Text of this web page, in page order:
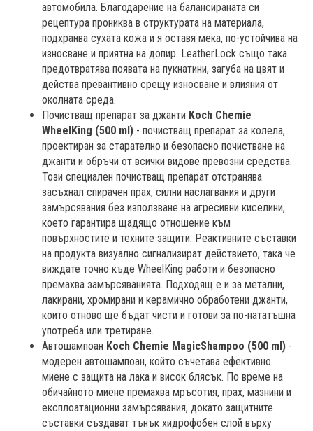
автомобила. Благодарение на балансираната си
рецептура прониква в структурата на материала,
подхранва сухата кожа и я оставя мека, по-устойчива на
износване и приятна на допир. LeatherLock също така
предотвратява появата на пукнатини, загуба на цвят и
действа превантивно срещу износване и влияния от
околната среда.
Почистващ препарат за джанти Koch Chemie
WheelKing (500 ml) - почистващ препарат за колела,
проектиран за старателно и безопасно почистване на
джанти и обръчи от всички видове превозни средства.
Този специален почистващ препарат отстранява
засъхнал спирачен прах, силни наслагвания и други
замърсявания без използване на агресивни киселини,
което гарантира щадящо отношение към
повърхностите и техните защити. Реактивните съставки
на продукта визуално сигнализират действието, така че
виждате точно къде WheelKing работи и безопасно
премахва замърсяванията. Подходящ е и за метални,
лакирани, хромирани и керамично обработени джанти,
които отново ще бъдат чисти и готови за по-нататъшна
употреба или третиране.
Автошампоан Koch Chemie MagicShampoo (500 ml) -
модерен автошампоан, който съчетава ефективно
миене с защита на лака и висок блясък. По време на
обичайното миене премахва мръсотия, прах, мазнини и
експлоатационни замърсявания, докато защитните
съставки създават тънък хидрофобен слой върху